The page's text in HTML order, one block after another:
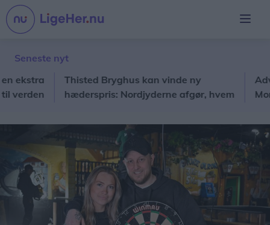
Seneste nyt
Thisted Bryghus kan vinde ny
hæderspris: Nordjyderne afgør, hvem
Mors: -